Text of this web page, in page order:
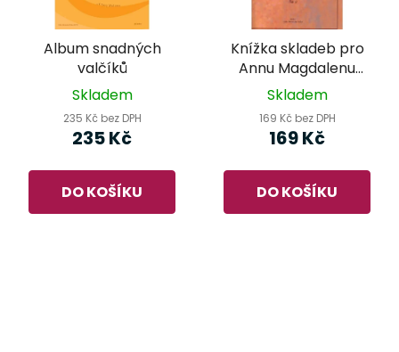
Album snadných
valčíků
Skladem
235 Kč bez DPH
235 Kč
DO KOŠÍKU
Knížka skladeb pro
Annu Magdalenu
Bachovou - J. S. Bach
Skladem
169 Kč bez DPH
169 Kč
DO KOŠÍKU